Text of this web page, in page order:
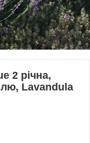
2 річна,
Lavandula